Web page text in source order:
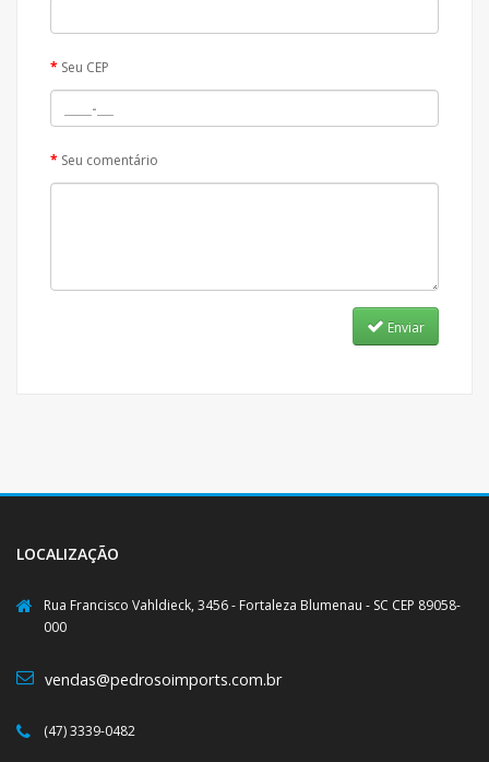
Seu CEP
Seu comentário
Enviar
LOCALIZAÇÃO
Rua Francisco Vahldieck, 3456 - Fortaleza Blumenau - SC CEP 89058-
000
vendas@pedrosoimports.com.br
(47) 3339-0482